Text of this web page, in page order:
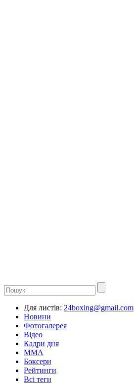
Для листів: 24boxing@gmail.com
Новини
Фотогалерея
Відео
Кадри дня
ММА
Боксери
Рейтинги
Всі теги